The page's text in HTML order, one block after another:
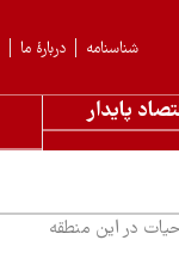
دربارهٔ ما شناسنامه
پایدار
در این منطقه